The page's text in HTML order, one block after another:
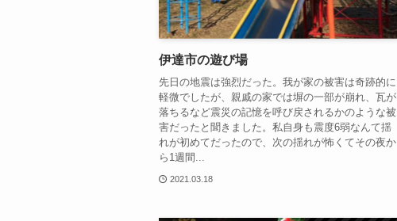
伊達市の遊び場
先日の地震は強烈だった。我が家の被害は奇跡的に
軽微でしたが、親戚の家では塀の一部が崩れ、瓦が
落ちるなど震災の記憶を呼び戻されるかのような被
害だったと聞きました。私自身も震度6弱なんて揺
れが初めてだったので、次の揺れが怖くてその夜か
ら1週間...
2021.03.18